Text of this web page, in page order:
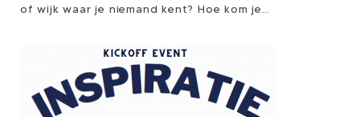
of wijk waar je niemand kent? Hoe kom je
problemen of wonen er excentrieke of
vervelende mensen?